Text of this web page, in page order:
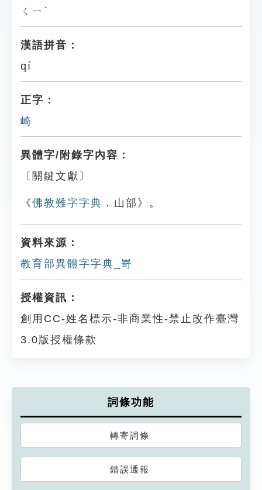
ㄑㄧˊ
漢語拼音：
qí
正字：
崎
異體字/附錄字內容：
〔關鍵文獻〕
《佛教難字字典 ．山部》。
資料來源：
教育部異體字字典_嵜
授權資訊：
創用CC-姓名標示-非商業性-禁止改作臺灣
3.0版授權條款
詞條功能
轉寄詞條
錯誤通報